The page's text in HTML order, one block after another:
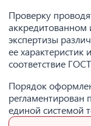
Проверку
аккредитованном
экспертизы
ее характеристик
соответствие
Порядок
регламентирован
единой системой